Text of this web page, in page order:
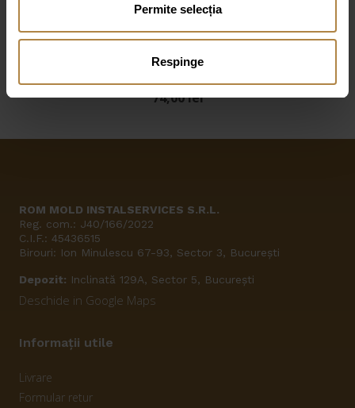
Permite selecția
Respinge
80,00lei
Robinet de colt cu cap ceramic 1/2 „X 3/8” Alb
74,00lei
ROM MOLD INSTALSERVICES S.R.L.
Reg. com.: J40/166/2022
C.I.F.: 45436515
Birouri: Ion Minulescu 67-93, Sector 3, București
Depozit: Inclinată 129A, Sector 5, București
Deschide in Google Maps
Informații utile
Livrare
Formular retur